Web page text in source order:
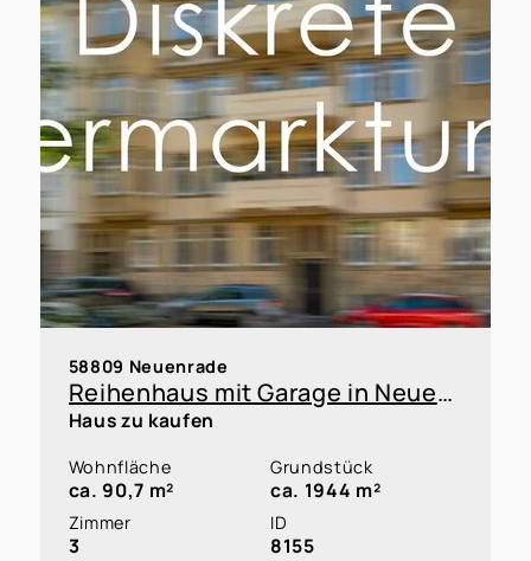
58809 Neuenrade
Reihenhaus mit Garage in Neuenrade zur Kapitalanlage oder Eigennutzung innerhalb einer WEG
Haus zu kaufen
Wohnfläche
ca. 90,7 m²
Grundstück
ca. 1944 m²
Zimmer
3
ID
8155